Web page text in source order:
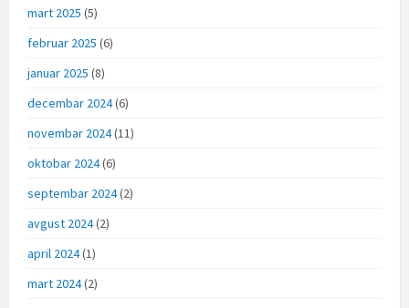
mart 2025 (5)
februar 2025 (6)
januar 2025 (8)
decembar 2024(6)
novembar 2024(11)
oktobar 2024(6)
septembar 2024(2)
avgust 2024(2)
april 2024(1)
mart 2024(2)